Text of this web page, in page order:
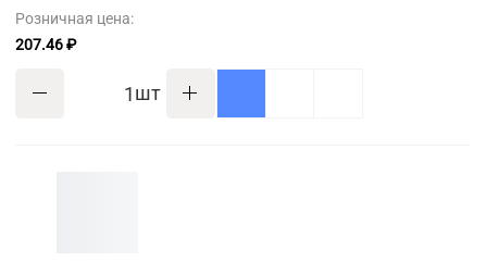
Розничная цена:
207.46 ₽
шт